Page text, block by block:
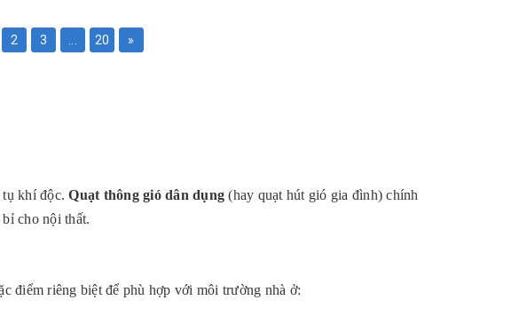
2 3 20 »
tụ khí độc.Quạt thông gió dân dụng (hay quạt hút gió gia đình) chính
cho nội thất.
điểm riêng biệt để phù hợp với môi trường nhà ở: